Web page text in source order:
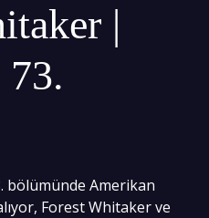
|
73.
bölümünde Amerikan
Forest Whitaker ve